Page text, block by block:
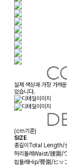
실제 색상과 가장 가까
있습니다.
(cm기준)
SIZE
총길이Total Length/
허리둘레Waist/腰圍/
힙둘레Hip/臀圍/ヒッ